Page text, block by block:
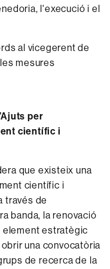
l'execució i el
al vicegerent de
mesures
per
científic i
que existeix una
científic i
través de
banda, la renovació
element estratègic
una convocatòria
de recerca de la